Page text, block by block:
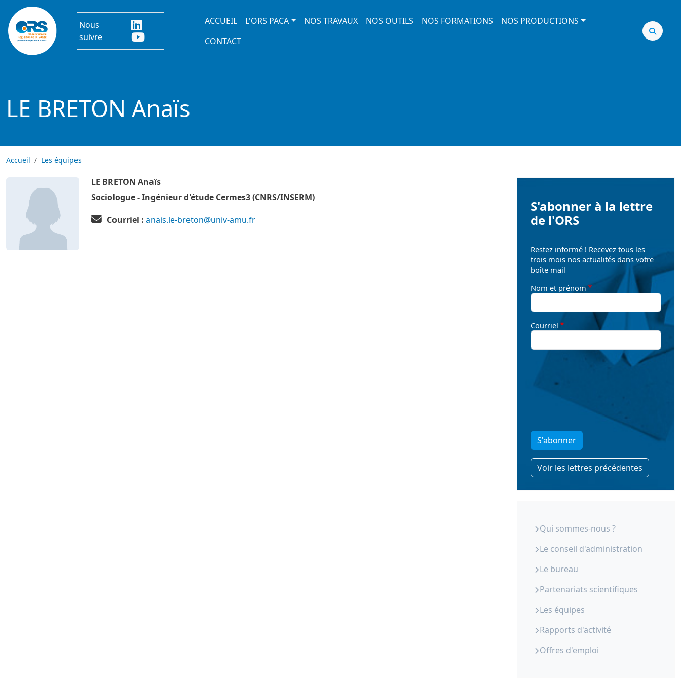
Aller au contenu principal
Nous
suivre
Main navigation
ACCUEIL L'ORS PACA NOS TRAVAUX NOS OUTILS NOS FORMATIONS
NOS PRODUCTIONS
CONTACT
LE BRETON Anaïs
Accueil Les équipes
LE BRETON Anaïs
Sociologue - Ingénieur d'étude Cermes3 (CNRS/INSERM)
Courriel : anais.le-breton@univ-amu.fr
S'abonner à la lettre
de l'ORS
Restez informé ! Recevez tous les
trois mois nos actualités dans votre
boîte mail
Nom et prénom
Courriel
S'abonner
Voir les lettres précédentes
Qui sommes-nous ?
Le conseil d'administration
Le bureau
Partenariats scientifiques
Les équipes
Rapports d'activité
Offres d'emploi